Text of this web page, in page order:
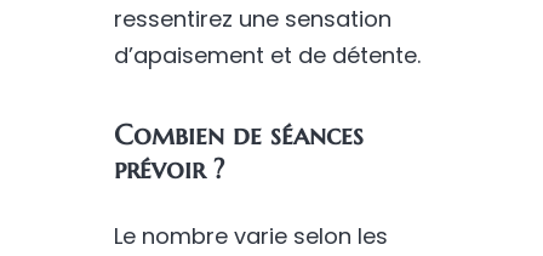
ressentirez une sensation
d’apaisement et de détente.
Combien de séances
prévoir ?
Le nombre varie selon les